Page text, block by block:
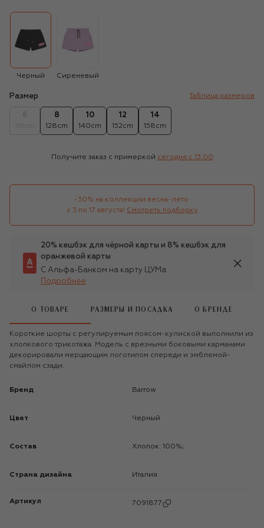
Черный Сиреневый
Размер Таблица размеров
8
128cm
10
140cm
12
152cm
14
158cm
Получите заказ с примеркой сегодня c 13:00
-30% на коллекции весна-лето
с 3 по 17 августа! Смотреть подборку
20% кешбэк для чёрной карты и 8% кешбэк для
оранжевой карты
С Альфа-Банком на карту ЦУМа
Подробнее
О ТОВАРЕ РАЗМЕРЫ И ПОСАДКА О БРЕНДЕ
Короткие шорты с регулируемым поясом-кулиской выполнили из
хлопкового трикотажа. Модель с врезными боковыми карманами
декорировали мерцающим логотипом спереди и эмблемой-
смайлом сзади.
Бренд Barrow
Цвет Черный
Состав Хлопок: 100%;
Страна дизайна Италия
Артикул 7091877